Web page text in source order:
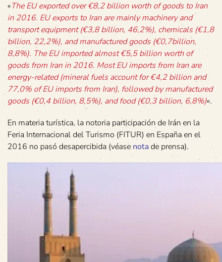
«The EU exported over €8,2 billion worth of goods to Iran
in 2016. EU exports to Iran are mainly machinery and
transport equipment (€3,8 billion, 46,2%), chemicals (€1,8
billion, 22,2%), and manufactured goods (€0,7billion,
8,8%). The EU imported almost €5,5 billion worth of
goods from Iran in 2016. Most EU imports from Iran are
energy-related (mineral fuels account for €4,2 billion and
77,0% of EU imports from Iran), followed by manufactured
goods (€0,4 billion, 8,5%), and food (€0,3 billion, 6,8%)«.
En materia turística, la notoria participación de Irán en la
Feria Internacional del Turismo (FITUR) en España en el
2016 no pasó desapercibida (véase notade prensa).